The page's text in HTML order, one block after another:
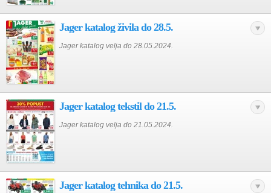
Jager katalog živila do 28.5.
Jager katalog velja do 28.05.2024.
Jager katalog tekstil do 21.5.
Jager katalog velja do 21.05.2024.
Jager katalog tehnika do 21.5.